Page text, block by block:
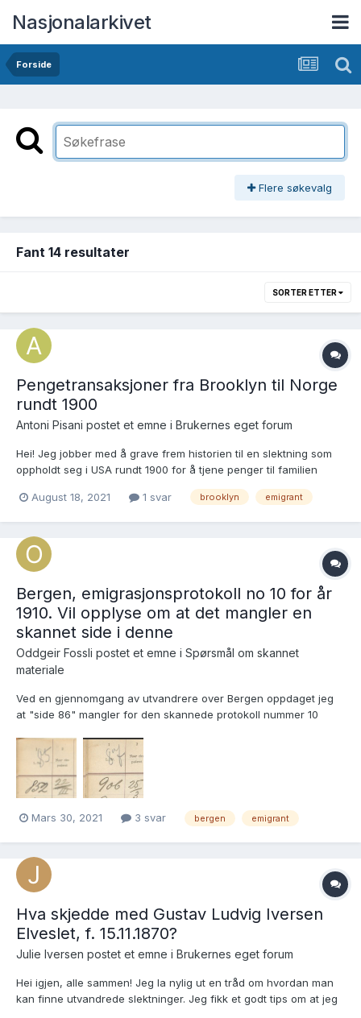
Nasjonalarkivet
Forside
Flere søkevalg
Fant 14 resultater
SORTER ETTER
Pengetransaksjoner fra Brooklyn til Norge
rundt 1900
Antoni Pisani postet et emne i Brukernes eget forum
Hei! Jeg jobber med å grave frem historien til en slektning som
oppholdt seg i USA rundt 1900 for å tjene penger til familien
bank i Norge og ser at det var innskudd på den kontoen hans
August 18, 2021 1 svar brooklyn emigrant
Bergen, emigrasjonsprotokoll no 10 for år
1910. Vil opplyse om at det mangler en
skannet side i denne
Oddgeir Fossli postet et emne i Spørsmål om skannet
materiale
Ved en gjennomgang av utvandrere over Bergen oppdaget jeg
at "side 86" mangler for den skannede protokoll nummer 10
med løpenummer 879 til 905 mangler) Et forberedelses tips:
Side-nummereringen er ikke anført av DA, me...
Mars 30, 2021 3 svar bergen emigrant
Hva skjedde med Gustav Ludvig Iversen
Elveslet, f. 15.11.1870?
Julie Iversen postet et emne i Brukernes eget forum
Hei igjen, alle sammen! Jeg la nylig ut en tråd om hvordan man
kan finne utvandrede slektninger. Jeg fikk et godt tips om at jeg